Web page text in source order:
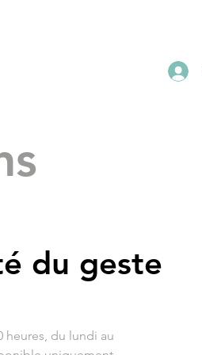
du geste
heures, du lundi au